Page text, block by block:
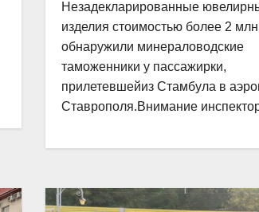
Незадекларированные
изделия стоимостью более 2
обнаружили минераловодские
таможенники у пассажирки,
прилетевшейиз Стамбула в
Ставрополя.Внимание